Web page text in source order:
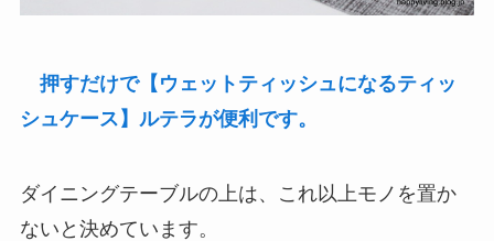
押すだけで【ウェットティッシュになるティッ
シュケース】ルテラが便利です。
ダイニングテーブルの上は、これ以上モノを置か
ないと決めています。